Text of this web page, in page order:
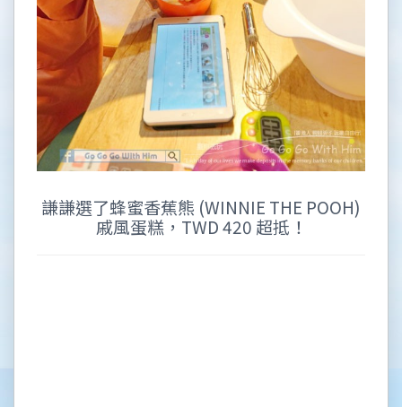
謙謙選了蜂蜜香蕉熊 (WINNIE THE POOH)
戚風蛋糕，TWD 420 超抵！